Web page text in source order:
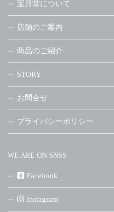
宝月堂について
店舗のご案内
商品のご紹介
STORY
お問合せ
プライバシーポリシー
WE ARE ON SNSS
Facebook
Instagram